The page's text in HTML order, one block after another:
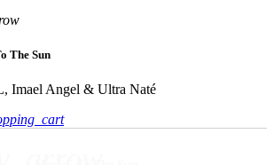
The Sun
Imael Angel & Ultra Naté